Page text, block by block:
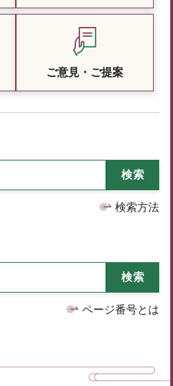
ご意見・ご提案
検索方法
ページ番号とは